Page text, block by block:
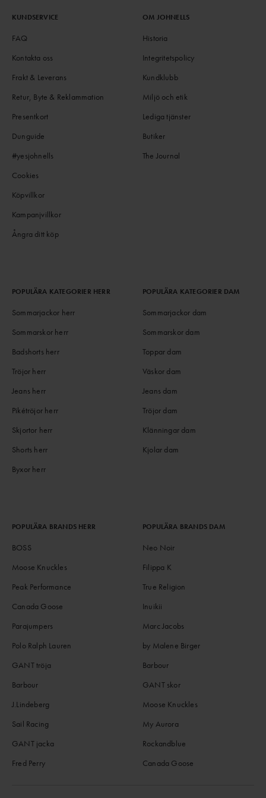
KUNDSERVICE
FAQ
Kontakta oss
Frakt & Leverans
Retur, Byte & Reklammation
Presentkort
Dunguide
#yesjohnells
Cookies
Köpvillkor
Kampanjvillkor
Ångra ditt köp
OM JOHNELLS
Historia
Integritetspolicy
Kundklubb
Miljö och etik
Lediga tjänster
Butiker
The Journal
POPULÄRA KATEGORIER HERR
Sommarjackor herr
Sommarskor herr
Badshorts herr
Tröjor herr
Jeans herr
Pikétröjor herr
Skjortor herr
Shorts herr
Byxor herr
POPULÄRA KATEGORIER DAM
Sommarjackor dam
Sommarskor dam
Toppar dam
Väskor dam
Jeans dam
Tröjor dam
Klänningar dam
Kjolar dam
POPULÄRA BRANDS HERR
BOSS
Moose Knuckles
Peak Performance
Canada Goose
Parajumpers
Polo Ralph Lauren
GANT tröja
Barbour
J.Lindeberg
Sail Racing
GANT jacka
Fred Perry
POPULÄRA BRANDS DAM
Neo Noir
Filippa K
True Religion
Inuikii
Marc Jacobs
by Malene Birger
Barbour
GANT skor
Moose Knuckles
My Aurora
Rockandblue
Canada Goose